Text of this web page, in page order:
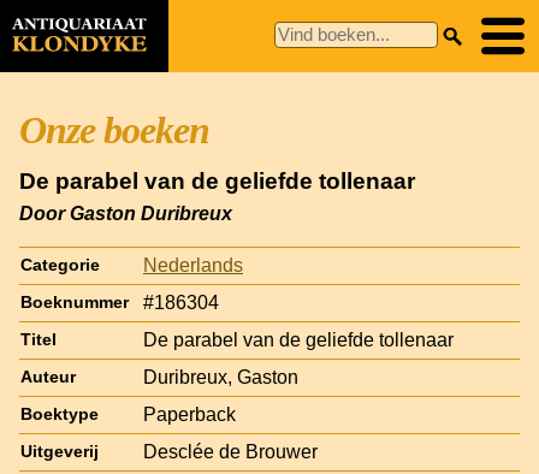
Onze boeken
De parabel van de geliefde tollenaar
Door Gaston Duribreux
Categorie Nederlands
Boeknummer #186304
Titel De parabel van de geliefde tollenaar
Auteur Duribreux, Gaston
Boektype Paperback
Uitgeverij Desclée de Brouwer